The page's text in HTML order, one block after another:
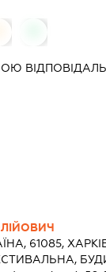
61085,